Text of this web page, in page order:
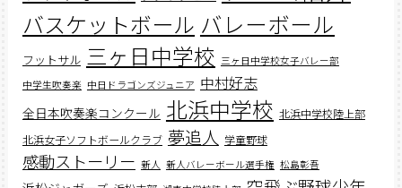
バスケットボール バレーボール
フットサル 三ヶ日中学校 三ヶ日中学校女子バレー部
中学生吹奏楽 中日ドラゴンズジュニア 中村好志
全日本吹奏楽コンクール 北浜中学校 北浜中学校陸上部
北浜女子ソフトボールクラブ 夢追人 学童野球
感動ストーリー 新人 新人バレーボール選手権 松島彰吾